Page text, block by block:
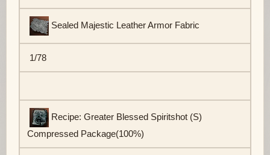
Sealed Majestic Leather Armor Fabric
1/78
Recipe: Greater Blessed Spiritshot (S)
Compressed Package(100%)